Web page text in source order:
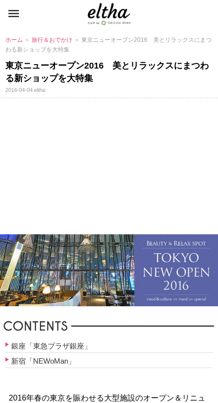
ホーム ＞旅行＆おでかけ ＞ 東京ニューオープン2016 美とリラックスにまつ
わる新ショップを大特集
東京ニューオープン2016 美とリラックスにまつわ
る新ショップを大特集
2016-04-04eltha
銀座「東急プラザ銀座」
新宿「NEWoMan」
2016年春の東京を賑わせる大型施設のオープン＆リニュ